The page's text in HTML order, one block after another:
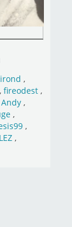
,
, fireodest,
Andy,
,
,
,